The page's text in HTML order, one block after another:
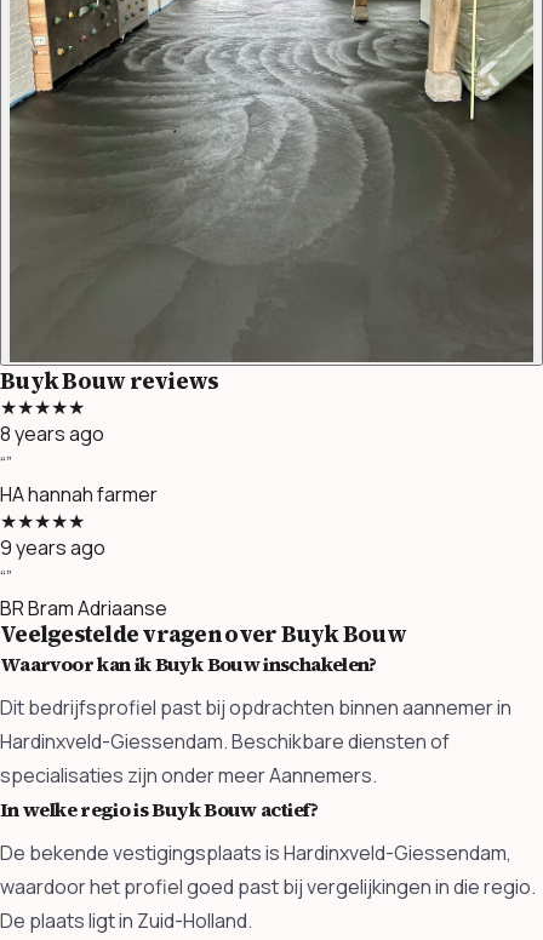
Buyk Bouw reviews
★★★★★
8 years ago
“”
HAhannah farmer
★★★★★
9 years ago
“”
BRBram Adriaanse
Veelgestelde vragen over Buyk Bouw
Waarvoor kan ik Buyk Bouw inschakelen?
Dit bedrijfsprofiel past bij opdrachten binnen aannemer in
Hardinxveld-Giessendam. Beschikbare diensten of
specialisaties zijn onder meer Aannemers.
In welke regio is Buyk Bouw actief?
De bekende vestigingsplaats is Hardinxveld-Giessendam,
waardoor het profiel goed past bij vergelijkingen in die regio.
De plaats ligt in Zuid-Holland.